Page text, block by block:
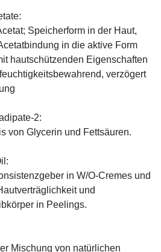
Speicherform in der Haut,
in die aktive Form
hautschützenden Eigenschaften
verzögert
2:
von Glycerin und Fettsäuren.
in W/O-Cremes und
und
in Peelings.
Mischung von natürlichen